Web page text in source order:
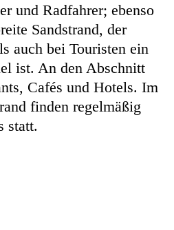
und Radfahrer; ebenso
Sandstrand, der
auch bei Touristen ein
ist. An den Abschnitt
Cafés und Hotels. Im
finden regelmäßig
statt.